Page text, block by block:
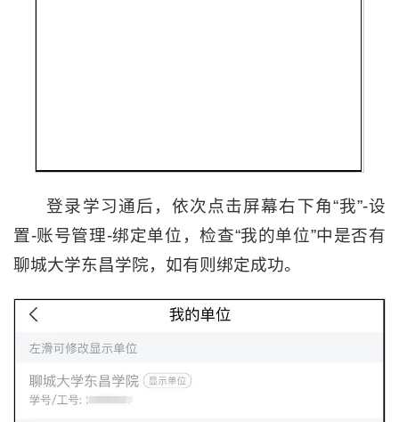
登录学习通后，依次点击屏幕右下角“我”-设
置-账号管理-绑定单位，检查“我的单位”中是否有
聊城大学东昌学院，如有则绑定成功。